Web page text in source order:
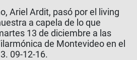
Ariel Ardit, pasó por el living
a capela de lo que
13 de diciembre a las
de Montevideo en el
09-12-16.